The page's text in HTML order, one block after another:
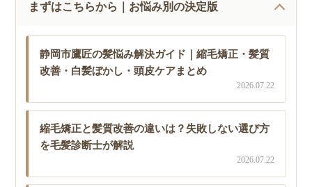
まずはこちらから｜お悩み別の決定版
静岡市鷹匠の髪悩み解決ガイド｜縮毛矯正・髪質
改善・白髪ぼかし・頭皮ケアまとめ
2026.07.22
縮毛矯正と髪質改善の違いは？失敗しない選び方
を毛髪診断士が解説
2026.07.22